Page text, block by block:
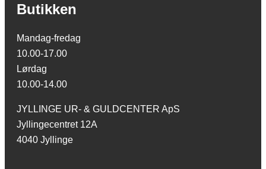
Butikken
Mandag-fredag
10.00-17.00
Lørdag
10.00-14.00
JYLLINGE UR- & GULDCENTER ApS
Jyllingecentret 12A
4040 Jyllinge